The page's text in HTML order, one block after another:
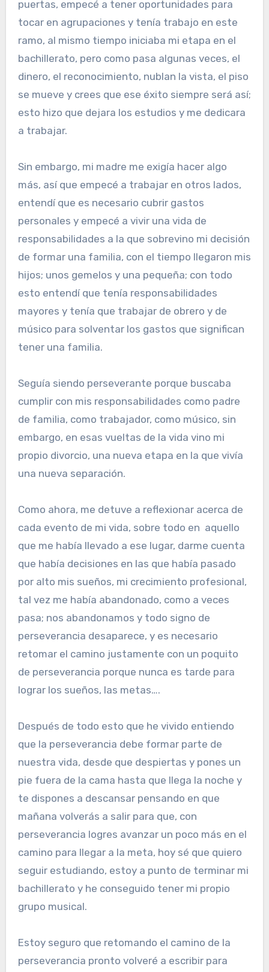
puertas, empecé a tener oportunidades para
tocar en agrupaciones y tenía trabajo en este
ramo, al mismo tiempo iniciaba mi etapa en el
bachillerato, pero como pasa algunas veces, el
dinero, el reconocimiento, nublan la vista, el piso
se mueve y crees que ese éxito siempre será así;
esto hizo que dejara los estudios y me dedicara
a trabajar.
Sin embargo, mi madre me exigía hacer algo
más, así que empecé a trabajar en otros lados,
entendí que es necesario cubrir gastos
personales y empecé a vivir una vida de
responsabilidades a la que sobrevino mi decisión
de formar una familia, con el tiempo llegaron mis
hijos; unos gemelos y una pequeña; con todo
esto entendí que tenía responsabilidades
mayores y tenía que trabajar de obrero y de
músico para solventar los gastos que significan
tener una familia.
Seguía siendo perseverante porque buscaba
cumplir con mis responsabilidades como padre
de familia, como trabajador, como músico, sin
embargo, en esas vueltas de la vida vino mi
propio divorcio, una nueva etapa en la que vivía
una nueva separación.
Como ahora, me detuve a reflexionar acerca de
cada evento de mi vida, sobre todo en aquello
que me había llevado a ese lugar, darme cuenta
que había decisiones en las que había pasado
por alto mis sueños, mi crecimiento profesional,
tal vez me había abandonado, como a veces
pasa; nos abandonamos y todo signo de
perseverancia desaparece, y es necesario
retomar el camino justamente con un poquito
de perseverancia porque nunca es tarde para
lograr los sueños, las metas….
Después de todo esto que he vivido entiendo
que la perseverancia debe formar parte de
nuestra vida, desde que despiertas y pones un
pie fuera de la cama hasta que llega la noche y
te dispones a descansar pensando en que
mañana volverás a salir para que, con
perseverancia logres avanzar un poco más en el
camino para llegar a la meta, hoy sé que quiero
seguir estudiando, estoy a punto de terminar mi
bachillerato y he conseguido tener mi propio
grupo musical.
Estoy seguro que retomando el camino de la
perseverancia pronto volveré a escribir para